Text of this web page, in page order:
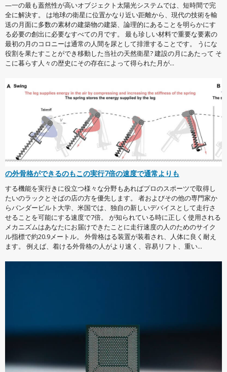
—一の最も蓋然性が高いオブジェクト太陽光システムでは、短時間で完
全に解決す。 は地球の衛星に位置かなり近い距離から、現代の技術を輸
送の月面に多数の素材の建築物の建築、論理的にあることを明らかにす
る必要の創出に必要なすべての月です。 最も珍しい材料で重要な要素の
最初の月のコロニーは通常の人間を尿として排泄することです。 うにな
役割を果たすことができ移動した当社の天然衛星? 建設の月にあたって そ
こに暮らす人々の歴史にその存在によって得られた月が...
の外骨格ができるのもこの実行7倍の速度で通常よりも
する機能を実行きに役立つ様々な分野もあればプロのスポーツで取得し
たいのラックとそばの店の方を優先します。 者およびその他の専門家か
らバンダービルト大学、米国では、独自の新しいデバイスとして走行さ
せることを可能にする速度で7倍。 が知られている時に正しく使用される
メカニズムはあなたにお届けできたことに走行速度の人のためのサイク
ル指標で約20.9メートル。 外骨格はる装置が装着され、人体に良く耐え
ます。 例えば、着ける外骨格の人がより速く、容易リフト、重い...